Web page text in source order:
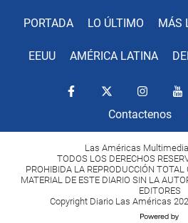
PORTADA LO ÚLTIMO MÁS
EEUU AMÉRICA LATINA
Contactenos
Las Américas
TODOS LOS DERECHOS
PROHIBIDA LA REPRODUCCIÓN TOTAL
MATERIAL DE ESTE DIARIO SIN LA
EDITORES
Copyright Diario Las Américas